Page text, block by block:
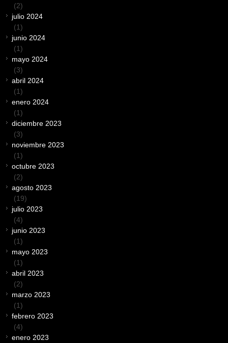
(2)
julio 2024
(1)
junio 2024
(1)
mayo 2024
(3)
abril 2024
(1)
enero 2024
(1)
diciembre 2023
(3)
noviembre 2023
(1)
octubre 2023
(2)
agosto 2023
(19)
julio 2023
(4)
junio 2023
(1)
mayo 2023
(1)
abril 2023
(2)
marzo 2023
(1)
febrero 2023
(4)
enero 2023